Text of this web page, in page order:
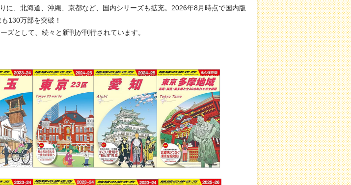
に、北海道、沖縄、京都など、国内シリーズも拡充。2026年8月時点で国内版
130万部を突破！
ズとして、続々と新刊が刊行されています。